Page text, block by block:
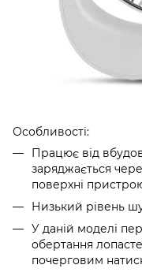
Особливості:
Працює від
заряджається
поверхні
Низький рівень
У даній моделі
обертання
почерговим